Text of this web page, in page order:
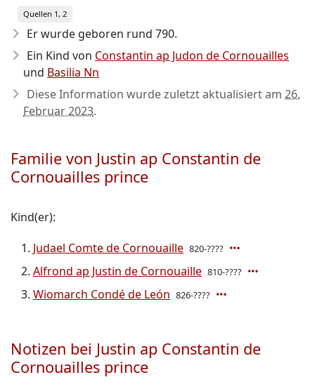
Quellen 1, 2
Er wurde geboren rund 790.
Ein Kind von Constantin ap Judon de Cornouailles
und Basilia Nn
Diese Information wurde zuletzt aktualisiert am 26.
Februar 2023.
Familie von Justin ap Constantin de
Cornouailles prince
Kind(er):
Judael Comte de Cornouaille 820-????
Alfrond ap Justin de Cornouaille 810-????
Wiomarch Condé de León 826-????
Notizen bei Justin ap Constantin de
Cornouailles prince